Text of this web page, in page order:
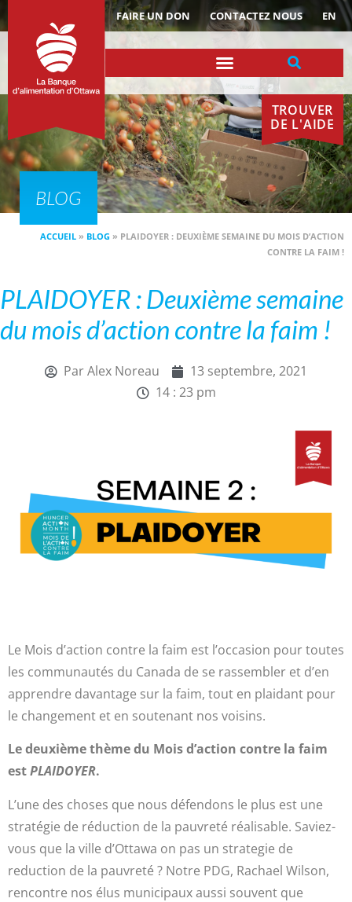
FAIRE UN DON CONTACTEZ NOUS EN
TROUVER
DE L'AIDE
BLOG
ACCUEIL » BLOG » PLAIDOYER : DEUXIÈME SEMAINE DU MOIS D’ACTION
CONTRE LA FAIM !
PLAIDOYER : Deuxième semaine
du mois d’action contre la faim !
ParAlex Noreau
13 septembre, 2021
14 : 23 pm
Le Mois d’action contre la faim est l’occasion pour toutes
les communautés du Canada de se rassembler et d’en
apprendre davantage sur la faim, tout en plaidant pour
le changement et en soutenant nos voisins.
Le deuxième thème du Mois d’action contre la faim
estPLAIDOYER.
L’une des choses que nous défendons le plus est une
stratégie de réduction de la pauvreté réalisable. Saviez-
vous que la ville d’Ottawa on pas un strategie de
reduction de la pauvreté ? Notre PDG, Rachael Wilson,
rencontre nos élus municipaux aussi souvent que